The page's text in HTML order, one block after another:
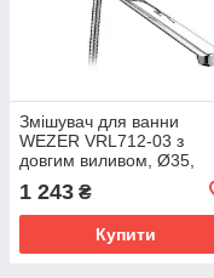
Змішувач для ванни
WEZER VRL712-03 з
довгим виливом, Ø35,
1 243 ₴
Купити